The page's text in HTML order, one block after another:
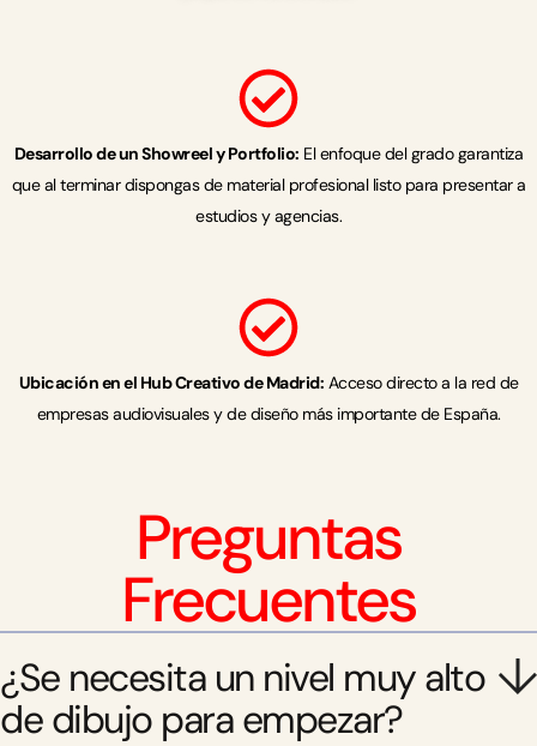
Desarrollo de un Showreel y Portfolio: El enfoque del grado garantiza
que al terminar dispongas de material profesional listo para presentar a
estudios y agencias.
Ubicación en el Hub Creativo de Madrid: Acceso directo a la red de
empresas audiovisuales y de diseño más importante de España.
Preguntas
Frecuentes
¿Se necesita un nivel muy alto
de dibujo para empezar?